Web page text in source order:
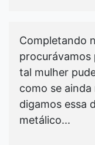
Completando
procurávamos
tal mulher
como se ainda
digamos essa
metálico...